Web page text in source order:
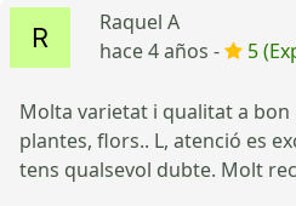
Raquel A
hace 4 años -
5
Molta varietat i qualitat a bon
plantes, flors.. L, atenció es
tens qualsevol dubte. Molt